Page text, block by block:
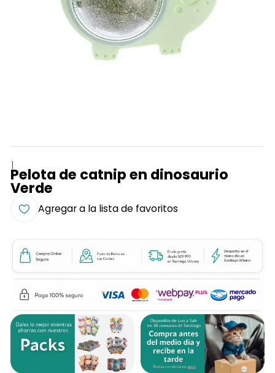
|
Pelota de catnip en dinosaurio
Verde
Agregar a la lista de favoritos